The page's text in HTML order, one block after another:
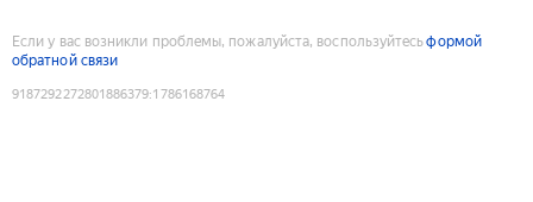
Если у вас возникли проблемы, пожалуйста, воспользуйтесьформой
обратной связи
9187292272801886379:1786168764